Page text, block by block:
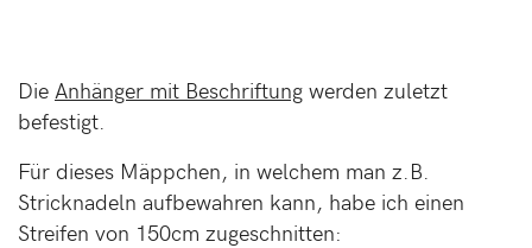
Die Anhänger mit Beschriftung werden zuletzt
befestigt.
Für dieses Mäppchen, in welchem man z.B.
Stricknadeln aufbewahren kann, habe ich einen
Streifen von 150cm zugeschnitten: